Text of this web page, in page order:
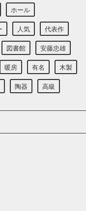
ホール
人気 代表作
図書館 安藤忠雄
暖房 有名 木製
陶器 高級